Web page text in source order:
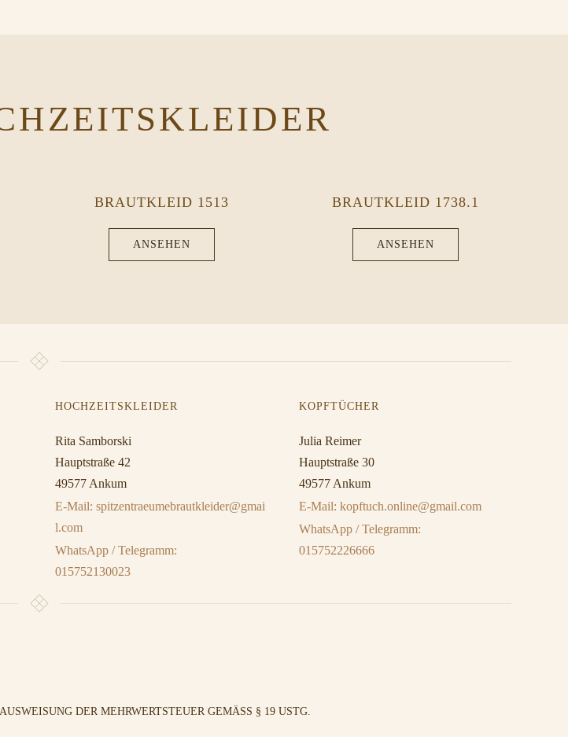
BRAUTKLEID 1513
ANSEHEN
BRAUTKLEID 1738.1
ANSEHEN
HOCHZEITSKLEIDER
Rita Samborski
Hauptstraße 42
49577 Ankum
E-Mail: spitzentraeumebrautkleider@gmai
l.com
WhatsApp / Telegramm:
015752130023
KOPFTÜCHER
Julia Reimer
Hauptstraße 30
49577 Ankum
E-Mail: kopftuch.online@gmail.com
WhatsApp / Telegramm:
015752226666
DER MEHRWERTSTEUER GEMÄSS § 19 USTG.